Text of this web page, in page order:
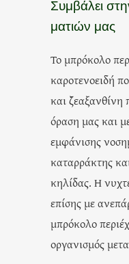
Συμβάλει
ματιών μας
Το μπρόκολο
καροτενοειδή
και
όραση μας και
εμφάνισης
καταρράκτης
κηλίδας. Η
επίσης με
μπρόκολο
οργανισμός